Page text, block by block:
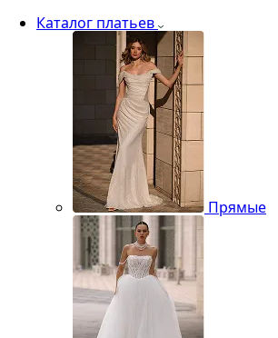
Каталог платьев
Прямые